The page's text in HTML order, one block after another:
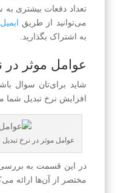
تعداد دفعات بیشتری به
می‌توانید از طریق
به اشتراک بگذارید.
عوامل موثر در
شاید برای‌تان سوال
افزایش نرخ تبدیل شما
عوامل موثر در نرخ تبدیل
در این قسمت به
مختصر از آن‌ها ارائه